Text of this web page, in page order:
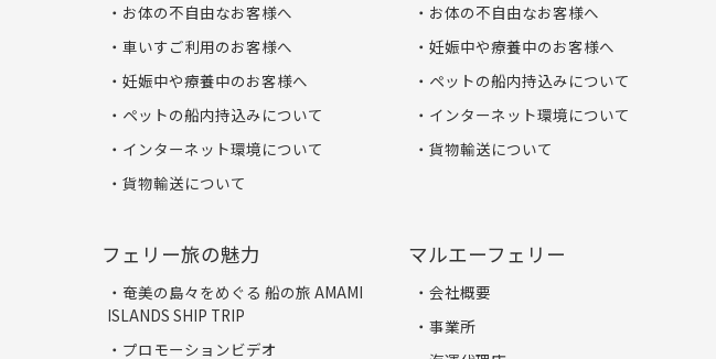
お体の不自由なお客様へ
車いすご利用のお客様へ
妊娠中や療養中のお客様へ
ペットの船内持込みについて
インターネット環境について
貨物輸送について
お体の不自由なお客様へ
妊娠中や療養中のお客様へ
ペットの船内持込みについて
インターネット環境について
貨物輸送について
フェリー旅の魅力
奄美の島々をめぐる 船の旅 AMAMI
ISLANDS SHIP TRIP
プロモーションビデオ
マルエーフェリー
会社概要
事業所